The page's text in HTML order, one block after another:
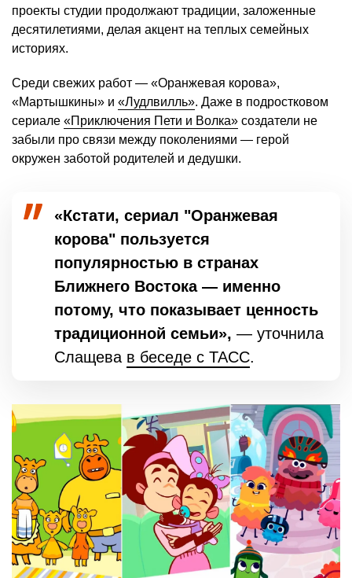
проекты студии продолжают традиции, заложенные
десятилетиями, делая акцент на теплых семейных
историях.
Среди свежих работ — «Оранжевая корова»,
«Мартышкины» и «Лудлвилль». Даже в подростковом
сериале «Приключения Пети и Волка» создатели не
забыли про связи между поколениями — герой
окружен заботой родителей и дедушки.
«Кстати, сериал "Оранжевая
корова" пользуется
популярностью в странах
Ближнего Востока — именно
потому, что показывает ценность
традиционной семьи», — уточнила
Слащева в беседе с ТАСС.